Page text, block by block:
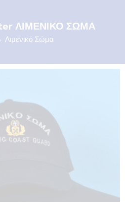
ΛΙΜΕΝΙΚΟ ΣΩΜΑ
Λιμενικό Σώμα